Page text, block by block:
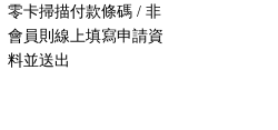
零卡掃描付款條碼 / 非
會員則線上填寫申請資
料並送出